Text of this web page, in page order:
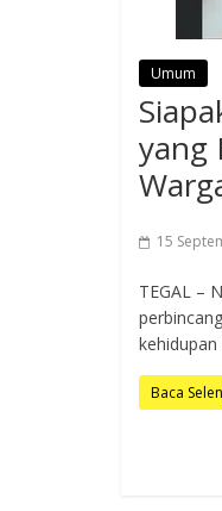
Umum
yang
15
TEGAL –
Baca